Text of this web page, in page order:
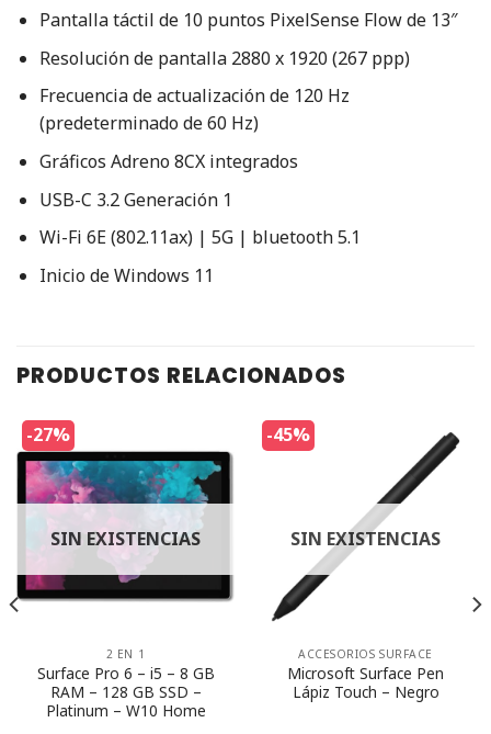
Pantalla táctil de 10 puntos PixelSense Flow de 13″
Resolución de pantalla 2880 x 1920 (267 ppp)
Frecuencia de actualización de 120 Hz
(predeterminado de 60 Hz)
Gráficos Adreno 8CX integrados
USB-C 3.2 Generación 1
Wi-Fi 6E (802.11ax) | 5G | bluetooth 5.1
Inicio de Windows 11
PRODUCTOS RELACIONADOS
-27%
SIN EXISTENCIAS
2 EN 1
Surface Pro 6 – i5 – 8 GB
RAM – 128 GB SSD –
Platinum – W10 Home
-45%
SIN EXISTENCIAS
ACCESORIOS SURFACE
Microsoft Surface Pen
Lápiz Touch – Negro